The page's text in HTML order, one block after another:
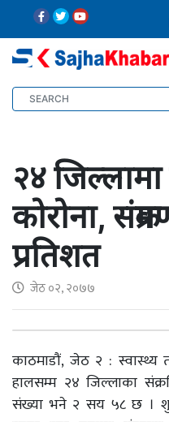
२४
कोरोना,
प्रतिशत
जेठ ०२, २०७७
काठमाडौं, जेठ २ : स्वास्थ्य
हालसम्म २४ जिल्लाका
संख्या भने २ सय ५८ छ ।